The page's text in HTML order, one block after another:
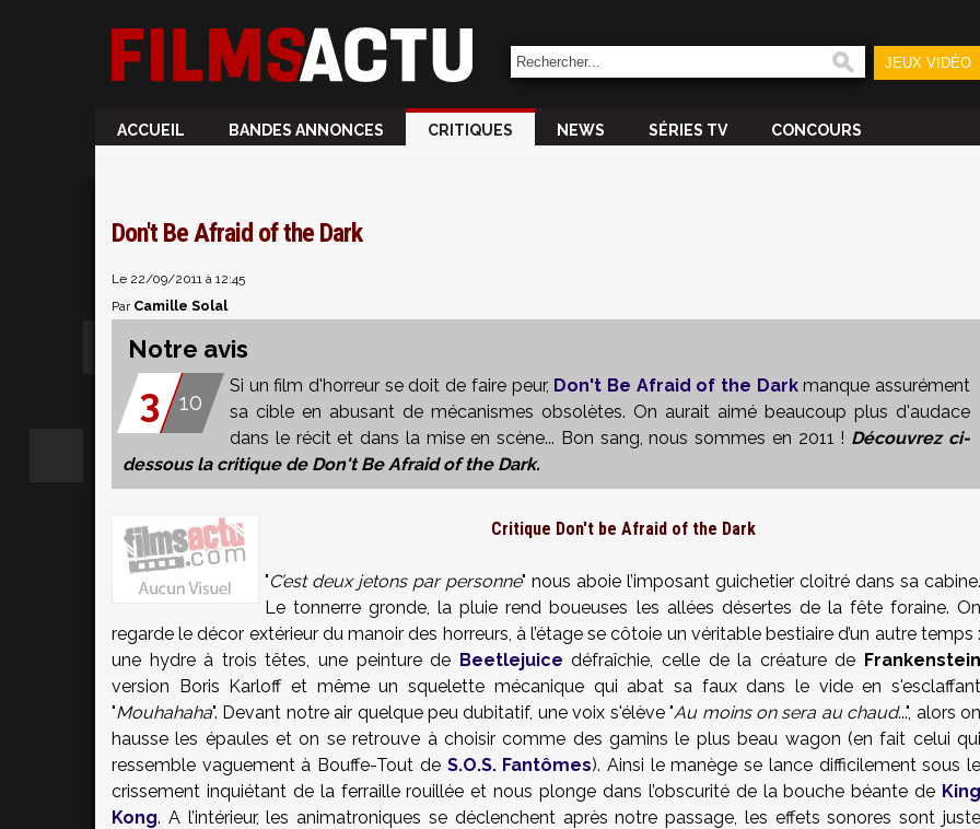
JEUX VIDÉO
ACCUEIL BANDES ANNONCES CRITIQUES NEWS SÉRIES TV CONCOURS
Don't Be Afraid of the Dark
Le 22/09/2011 à 12:45
Par Camille Solal
Notre avis
3 10
Si un film d'horreur se doit de faire peur, Don't Be Afraid of the Darkmanque assurément
sa cible en abusant de mécanismes obsolètes. On aurait aimé beaucoup plus d'audace
dans le récit et dans la mise en scène... Bon sang, nous sommes en 2011 ! Découvrez ci-
dessous la critique de Don't Be Afraid of the Dark.
Critique Don't be Afraid of the Dark
"C’est deux jetons par personne" nous aboie l’imposant guichetier cloitré dans sa cabine.
Le tonnerre gronde, la pluie rend boueuses les allées désertes de la fête foraine. On
regarde le décor extérieur du manoir des horreurs, à l’étage se côtoie un véritable bestiaire d’un autre temps :
une hydre à trois têtes, une peinture de Beetlejuice défraîchie, celle de la créature de Frankenstein
version Boris Karloff et même un squelette mécanique qui abat sa faux dans le vide en s'esclaffant
"Mouhahaha". Devant notre air quelque peu dubitatif, une voix s'élève "Au moins on sera au chaud...", alors on
hausse les épaules et on se retrouve à choisir comme des gamins le plus beau wagon (en fait celui qui
ressemble vaguement à Bouffe-Tout de S.O.S. Fantômes). Ainsi le manège se lance difficilement sous le
crissement inquiétant de la ferraille rouillée et nous plonge dans l’obscurité de la bouche béante de King
Kong. A l’intérieur, les animatroniques se déclenchent après notre passage, les effets sonores sont juste